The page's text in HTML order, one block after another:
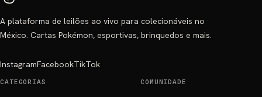
A plataforma de leilões ao vivo para colecionáveis no
México. Cartas Pokémon, esportivas, brinquedos e mais.
InstagramFacebookTikTok
CATEGORIAS COMUNIDADE